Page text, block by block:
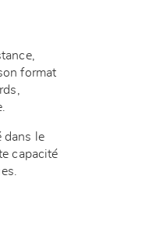
format
dans le
capacité